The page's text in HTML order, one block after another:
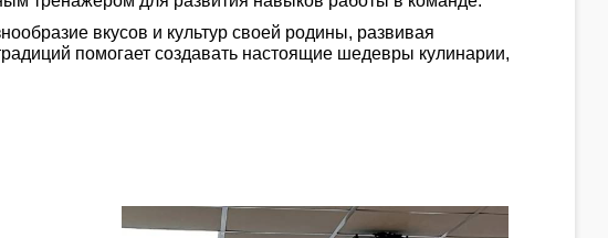
вкусов и культур своей родины, развивая
помогает создавать настоящие шедевры кулинарии,